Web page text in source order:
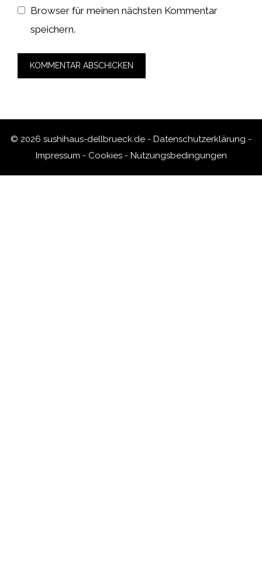
Browser für meinen nächsten Kommentar
speichern.
© 2026 sushihaus-dellbrueck.de - Datenschutzerklärung -
Impressum - Cookies- Nutzungsbedingungen